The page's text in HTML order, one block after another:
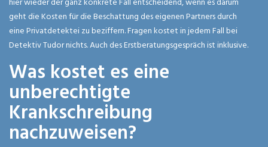
geht die Kosten für die Beschattung des eigenen Partners durch
eine Privatdetektei zu beziffern. Fragen kostet in jedem Fall bei
Detektiv Tudor nichts. Auch des Erstberatungsgespräch ist inklusive.
Was kostet es eine
unberechtigte
Krankschreibung
nachzuweisen?